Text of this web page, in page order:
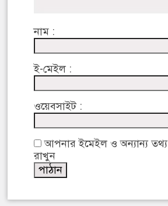
নাম :
ই-মেইল :
ওয়েবসাইট :
আপনার ইমেইল ও অন্যান্য
রাখুন